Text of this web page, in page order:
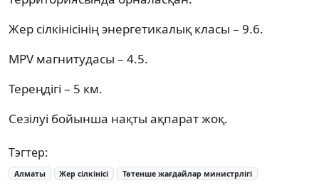
Жер сілкінісінің энергетикалық класы – 9.6.
MPV магнитудасы – 4.5.
Тереңдігі – 5 км.
Сезілуі бойынша нақты ақпарат жоқ.
Тэгтер:
Алматы Жер сілкінісі Төтенше жағдайлар министрлігі